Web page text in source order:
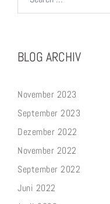
BLOG ARCHIV
November 2023
September 2023
Dezember 2022
November 2022
September 2022
Juni 2022